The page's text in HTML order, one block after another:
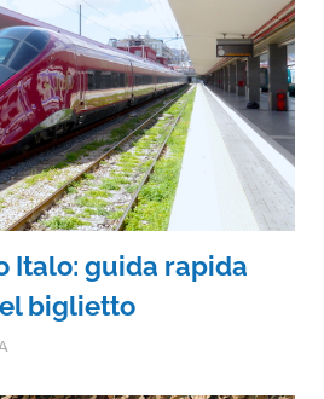
Italo: guida rapida
biglietto